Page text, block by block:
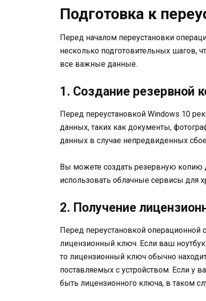
Подготовка к
Перед началом переустановки
несколько подготовительных шагов,
все важные данные.
1. Создание резервной
Перед переустановкой Windows 10
данных, таких как документы,
данных в случае непредвиденных
Вы можете создать резервную копию
использовать облачные сервисы для
2. Получение
Перед переустановкой операционной
лицензионный ключ. Если ваш
то лицензионный ключ обычно
поставляемых с устройством. Если у
быть лицензионного ключа, в таком